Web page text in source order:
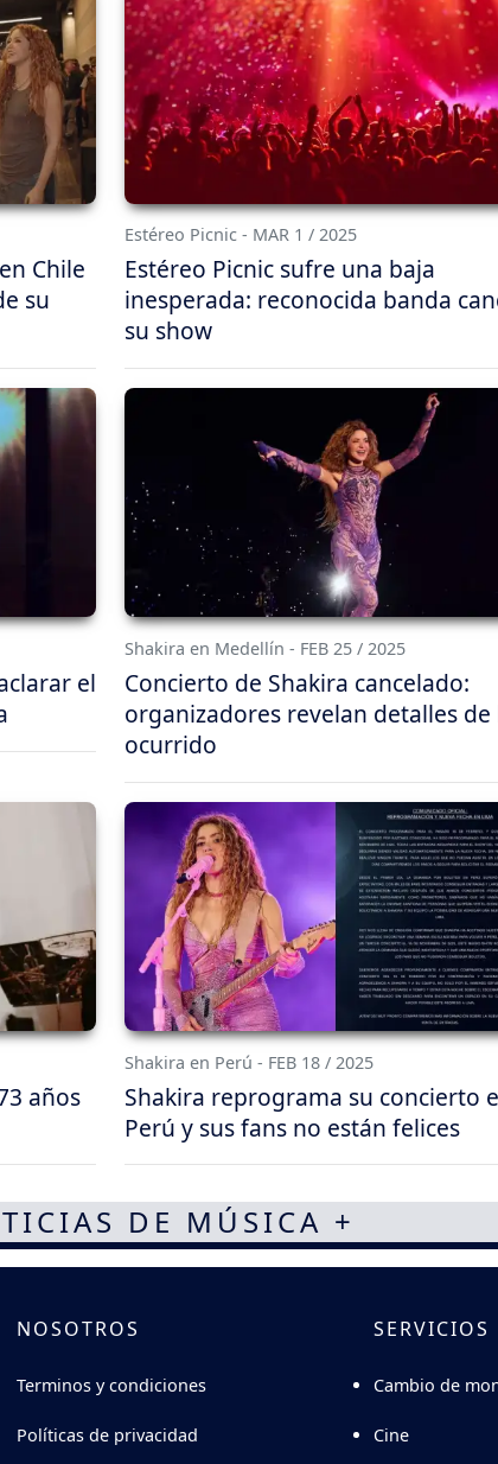
Chile
su
Estéreo Picnic - MAR 1 / 2025
Estéreo Picnic sufre una baja
inesperada: reconocida banda
su show
el
Shakira en Medellín - FEB 25 / 2025
Concierto de Shakira cancelado:
organizadores revelan detalles de
ocurrido
años
Shakira en Perú - FEB 18 / 2025
Shakira reprograma su concierto
Perú y sus fans no están felices
DE MÚSICA +
NOSOTROS
Terminos y condiciones
Políticas de privacidad
SERVICIOS
Cambio de
Cine